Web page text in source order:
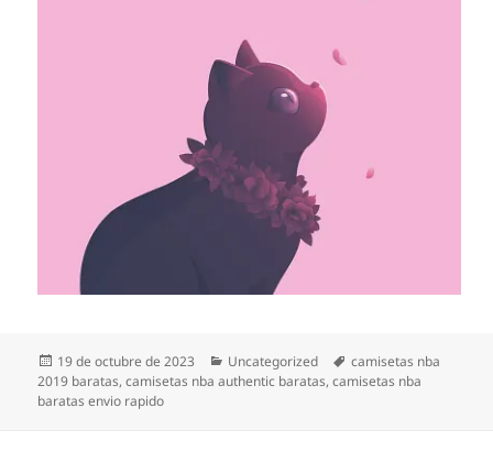
Publicado
el
19 de octubre de 2023 Categorías
Uncategorized Etiquetas
camisetas nba
2019 baratas,camisetas nba authentic baratas,camisetas nba
baratas envio rapido